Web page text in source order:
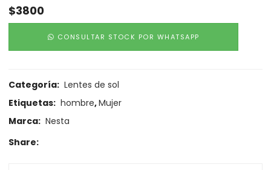
$3800
CONSULTAR STOCK POR WHATSAPP
Categoría: Lentes de sol
Etiquetas: hombre,Mujer
Marca: Nesta
Share: